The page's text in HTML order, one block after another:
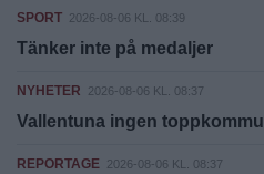
SPORT 2026-08-06 KL. 08:39
Tänker inte på medaljer
NYHETER 2026-08-06 KL. 08:37
Vallentuna ingen
REPORTAGE 2026-08-06 KL. 08:37